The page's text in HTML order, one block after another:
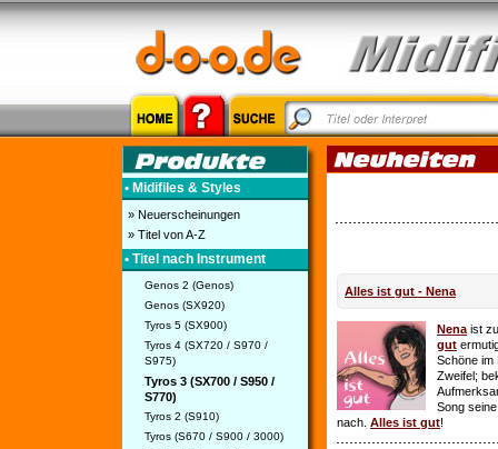
• Midifiles & Styles
» Neuerscheinungen
» Titel von A-Z
• Titel nach Instrument
Genos 2 (Genos)
Genos (SX920)
Tyros 5 (SX900)
Tyros 4 (SX720 / S970 /
S975)
Tyros 3 (SX700 / S950 /
S770)
Tyros 2 (S910)
Tyros (S670 / S900 / 3000)
Alles ist gut - Nena
Nena ist
gut
Schöne im
Zweifel;
Song
nach. Alles ist gut!